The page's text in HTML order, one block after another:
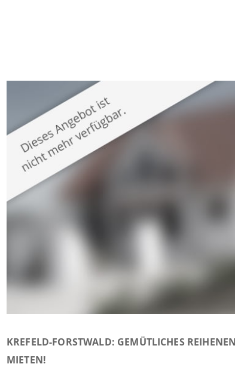
KREFELD-FORSTWALD: GEMÜTLICHES
MIETEN!